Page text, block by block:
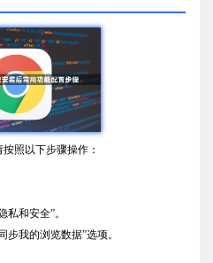
照以下步骤操作：
和安全”。
步我的浏览数据”选项。